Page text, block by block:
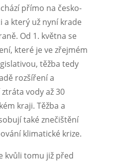
přímo na česko-
a který už nyní krade
Od 1. května se
které je ve zřejmém
těžba tedy
rozšíření a
vody až 30
kraji. Těžba a
také znečištění
klimatické krize.
kvůli tomu již před